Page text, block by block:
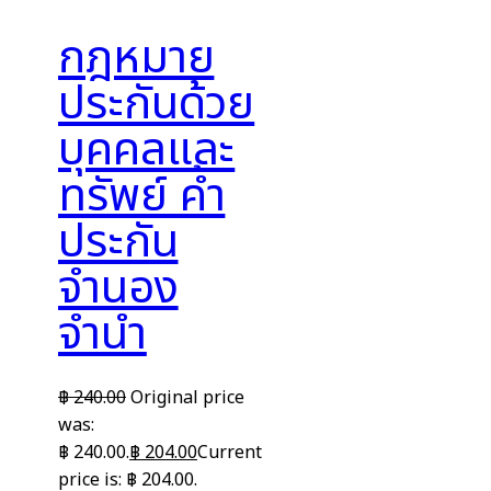
กฎหมาย
ประกันด้วย
บุคคลและ
ทรัพย์ ค้ำ
ประกัน
จำนอง
จำนำ
฿240.00Original price
was:
฿ 240.00.฿ 204.00Current
price is: ฿ 204.00.